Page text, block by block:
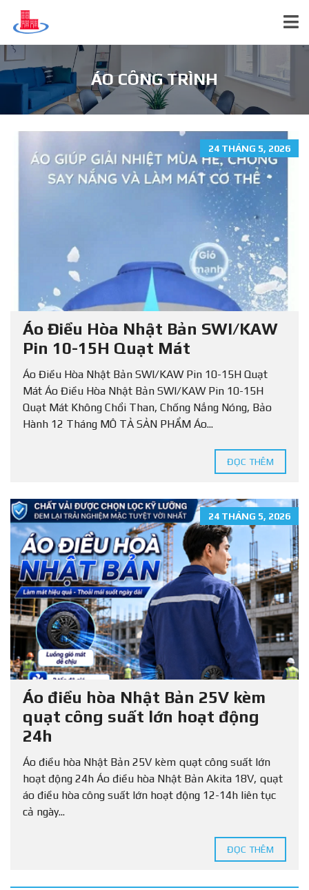
ÁO CÔNG TRÌNH
24 THÁNG 5, 2026
Áo Điều Hòa Nhật Bản SWI/KAW
Pin 10-15H Quạt Mát
Áo Điều Hòa Nhật Bản SWI/KAW Pin 10-15H Quạt
Mát Áo Điều Hòa Nhật Bản SWI/KAW Pin 10-15H
Quạt Mát Không Chổi Than, Chống Nắng Nóng, Bảo
Hành 12 Tháng MÔ TẢ SẢN PHẨM Áo...
ĐỌC THÊM
24 THÁNG 5, 2026
Áo điều hòa Nhật Bản 25V kèm
quạt công suất lớn hoạt động
24h
Áo điều hòa Nhật Bản 25V kèm quạt công suất lớn
hoạt động 24h Áo điều hòa Nhật Bản Akita 18V, quạt
áo điều hòa công suất lớn hoạt động 12-14h liên tục
cả ngày...
ĐỌC THÊM